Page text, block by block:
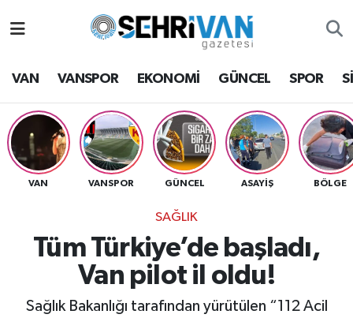
VAN VANSPOR EKONOMİ GÜNCEL SPOR
VAN VANSPOR GÜNCEL ASAYİŞ BÖLGE
SAĞLIK
Tüm Türkiye’de başladı,
Van pilot il oldu!
Sağlık Bakanlığı tarafından yürütülen “112 Acil
Van Hava Durumu
VAN Namaz Vakitleri
Van Trafik Yoğunluk Haritası
Süper Lig Puan Durumu ve Fikstür
Tüm Manşetler
Son Dakika Haberleri